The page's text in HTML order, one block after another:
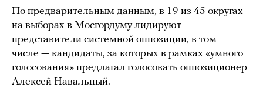
По предварительным данным, в 19 из 45 округах
на выборах в Мосгордуму лидируют
представители системной оппозиции, в том
числе — кандидаты, за которых в рамках «умного
голосования» предлагал голосовать оппозиционер
Алексей Навальный.